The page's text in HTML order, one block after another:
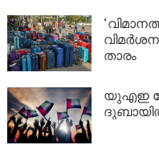
താരം
യുഎഇ